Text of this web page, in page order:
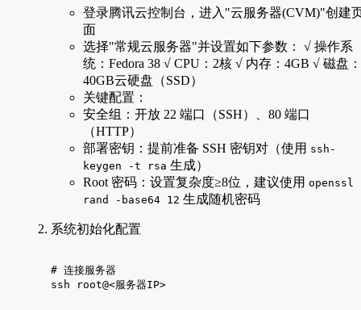
登录腾讯云控制台，进入"云服务器(CVM)"创建
面
选择"常规云服务器"并设置如下参数： √ 操作系
统：Fedora 38 √ CPU：2核 √ 内存：4GB √ 磁盘：
40GB云硬盘（SSD）
关键配置：
安全组：开放 22 端口（SSH）、80 端口
（HTTP）
部署密钥：提前准备 SSH 密钥对（使用 ssh-
keygen -t rsa 生成）
Root 密码：设置复杂度≥8位，建议使用 openssl
rand -base64 12 生成随机密码
系统初始化配置
# 连接服务器
ssh root@<服务器IP>